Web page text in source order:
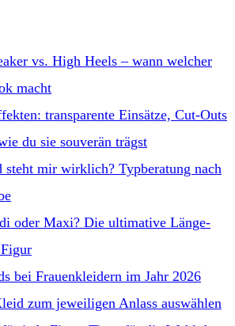
vs. High Heels – wann welcher
macht
transparente Einsätze, Cut‑Outs
du sie souverän trägst
steht mir wirklich? Typberatung nach
oder Maxi? Die ultimative Länge-
bei Frauenkleidern im Jahr 2026
zum jeweiligen Anlass auswählen